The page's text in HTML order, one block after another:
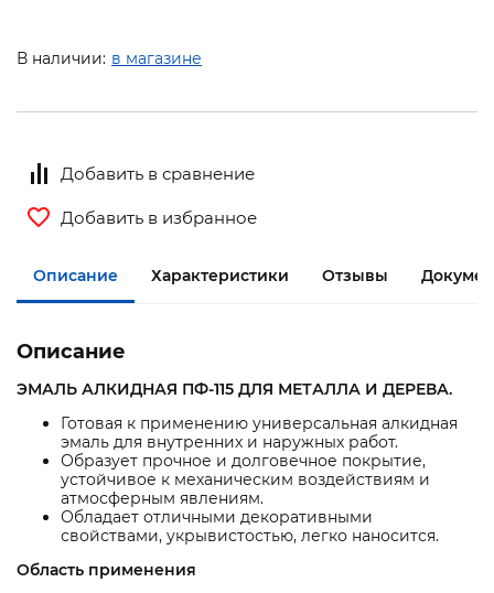
В наличии: в магазине
Добавить в сравнение
Добавить в избранное
Описание Характеристики Отзывы
Описание
ЭМАЛЬ АЛКИДНАЯ ПФ-115 ДЛЯ МЕТАЛЛА И ДЕРЕВА.
Готовая к применению универсальная алкидная
эмаль для внутренних и наружных работ.
Образует прочное и долговечное покрытие,
устойчивое к механическим воздействиям и
атмосферным явлениям.
Обладает отличными декоративными
свойствами, укрывистостью, легко наносится.
Область применения